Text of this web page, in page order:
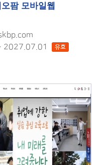
팜 모바일웹
2027.07.01
유효